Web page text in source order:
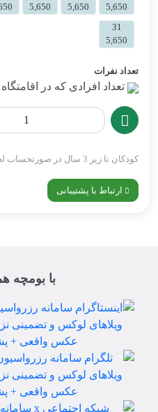
5,650
5,650
5,650
31
5,650
تعداد نفرات
تعداد افرادی که در
کودکان تا زیر 3 سال در صورتحساب لحاظ نمی‌گردند.
ارتباط با پشتیبانی
با بومچه